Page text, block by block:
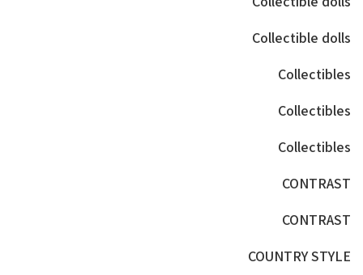
Collectible dolls
Collectibles
Collectibles
Collectibles
CONTRAST
CONTRAST
COUNTRY STYLE